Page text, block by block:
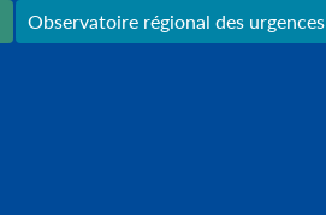
Observatoire régional des urgences